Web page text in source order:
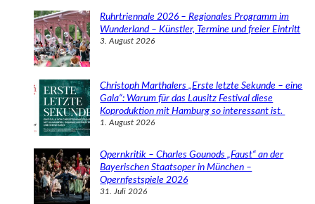
Ruhrtriennale 2026 – Regionales Programm im
Wunderland – Künstler, Termine und freier Eintritt
3. August 2026
Christoph Marthalers „Erste letzte Sekunde – eine
Gala“: Warum für das Lausitz Festival diese
Koproduktion mit Hamburg so interessant ist.
1. August 2026
Opernkritik – Charles Gounods „Faust“ an der
Bayerischen Staatsoper in München –
Opernfestspiele 2026
31. Juli 2026